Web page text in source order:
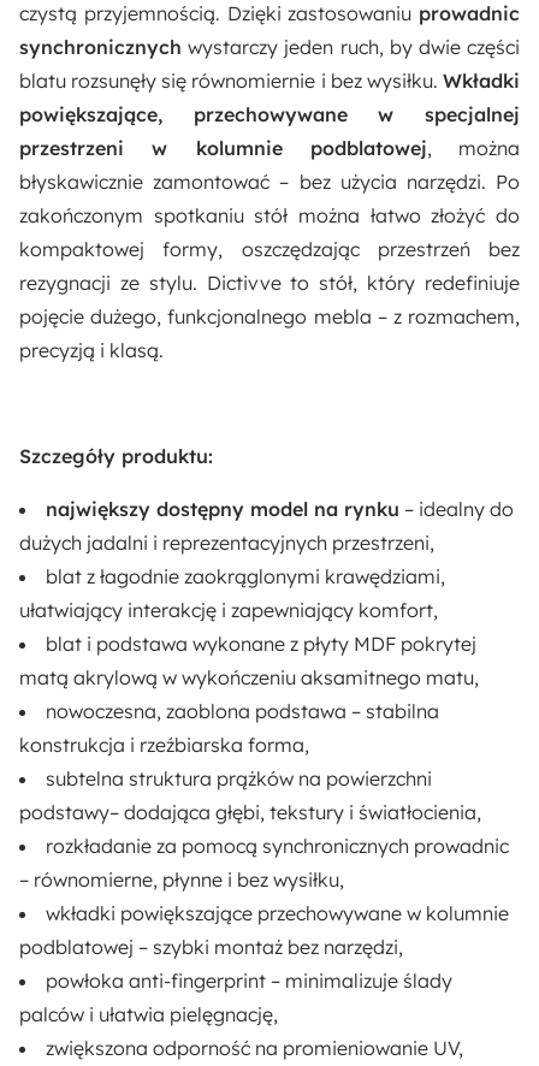
Rodzaj:
Rozkładany
czystą przyjemnością. Dzięki zastosowaniu prowadnic
synchronicznych wystarczy jeden ruch, by dwie części
blatu rozsunęły się równomiernie i bez wysiłku. Wkładki
powiększające, przechowywane w specjalnej
przestrzeni w kolumnie podblatowej, można
błyskawicznie zamontować – bez użycia narzędzi. Po
zakończonym spotkaniu stół można łatwo złożyć do
kompaktowej formy, oszczędzając przestrzeń bez
rezygnacji ze stylu. Dictivve to stół, który redefiniuje
pojęcie dużego, funkcjonalnego mebla – z rozmachem,
precyzją i klasą.
Szczegóły produktu:
największy dostępny model na rynku – idealny do
dużych jadalni i reprezentacyjnych przestrzeni,
blat z łagodnie zaokrąglonymi krawędziami,
ułatwiający interakcję i zapewniający komfort,
blat i podstawa wykonane z płyty MDF pokrytej
matą akrylową w wykończeniu aksamitnego matu,
nowoczesna, zaoblona podstawa – stabilna
konstrukcja i rzeźbiarska forma,
subtelna struktura prążków na powierzchni
podstawy– dodająca głębi, tekstury i światłocienia,
rozkładanie za pomocą synchronicznych prowadnic
– równomierne, płynne i bez wysiłku,
wkładki powiększające przechowywane w kolumnie
podblatowej – szybki montaż bez narzędzi,
powłoka anti-fingerprint – minimalizuje ślady
palców i ułatwia pielęgnację,
zwiększona odporność na promieniowanie UV,